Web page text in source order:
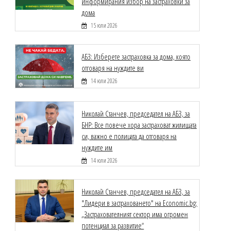
дома
15 юли 2026
АБЗ: Изберете застраховка за дома, която
отговаря на нуждите ви
14 юли 2026
Николай Станчев, председател на АБЗ, за
БНР: Все повече хора застраховат жилищата
си, важно е полицата да отговаря на
нуждите им
14 юли 2026
Николай Станчев, председател на АБЗ, за
"Лидери в застраховането" на Economic.bg:
„Застрахователният сектор има огромен
потенциал за развитие“